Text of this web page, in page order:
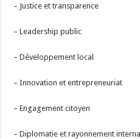
– Justice et transparence
– Leadership public
– Développement local
– Innovation et entrepreneuriat
– Engagement citoyen
– Diplomatie et rayonnement